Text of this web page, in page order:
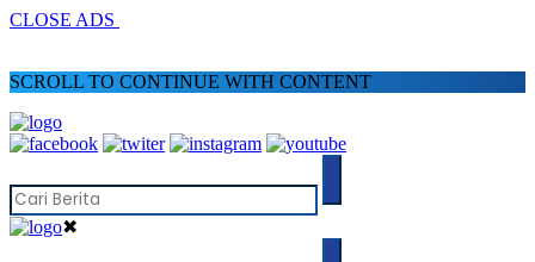
CLOSE ADS
SCROLL TO CONTINUE WITH CONTENT
✖